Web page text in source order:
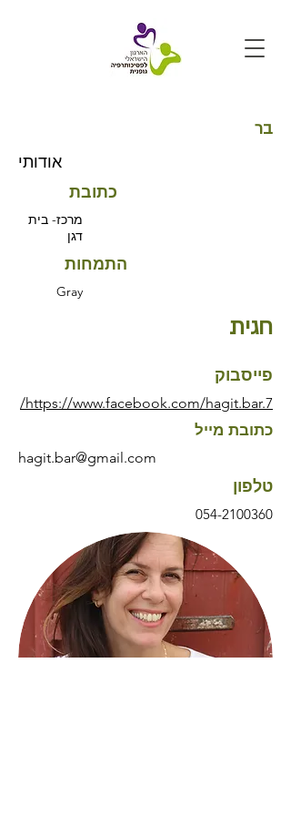
בר
אודותי
כתובת
מרכז- בית
דגן
התמחות
Gray
חגית
פייסבוק
https://www.facebook.com/hagit.bar.7/
כתובת מייל
hagit.bar@gmail.com
טלפון
054-2100360